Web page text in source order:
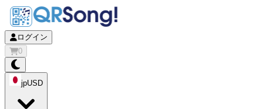
ログイン
0
jpUSD